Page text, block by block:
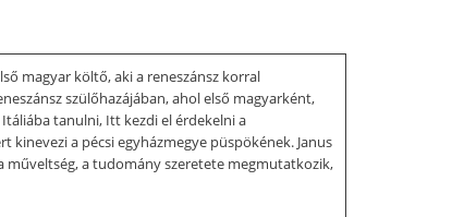
magyar költő, aki a reneszánsz korral
szülőhazájában, ahol első magyarként,
tanulni, Itt kezdi el érdekelni a
a pécsi egyházmegye püspökének. Janus
műveltség, a tudomány szeretete megmutatkozik,